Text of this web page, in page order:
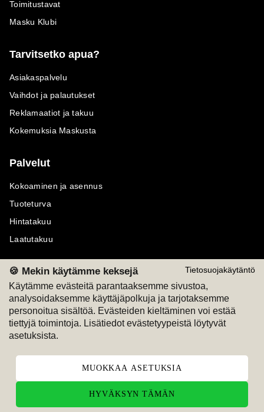
Tietosuojakäytäntö
🍪 Mekin käytämme keksejä
Käytämme evästeitä parantaaksemme sivustoa,
analysoidaksemme käyttäjäpolkuja ja tarjotaksemme
personoitua sisältöä. Evästeiden kieltäminen voi estää
tiettyjä toimintoja. Lisätiedot evästetyypeistä löytyvät
asetuksista.
MUOKKAA ASETUKSIA
HYVÄKSYN TÄMÄN
Toimitustavat
Masku Klubi
Tarvitsetko apua?
Asiakaspalvelu
Vaihdot ja palautukset
Reklamaatiot ja takuu
Kokemuksia Maskusta
Palvelut
Kokoaminen ja asennus
Tuoteturva
Hintatakuu
Laatutakuu
Maksutavat
M
Seuraa meitä